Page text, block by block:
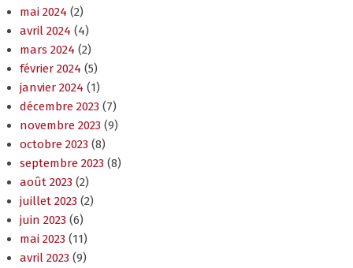
mai 2024 (2)
avril 2024 (4)
mars 2024 (2)
février 2024 (5)
janvier 2024 (1)
décembre 2023 (7)
novembre 2023 (9)
octobre 2023 (8)
septembre 2023 (8)
août 2023 (2)
juillet 2023 (2)
juin 2023 (6)
mai 2023 (11)
avril 2023 (9)